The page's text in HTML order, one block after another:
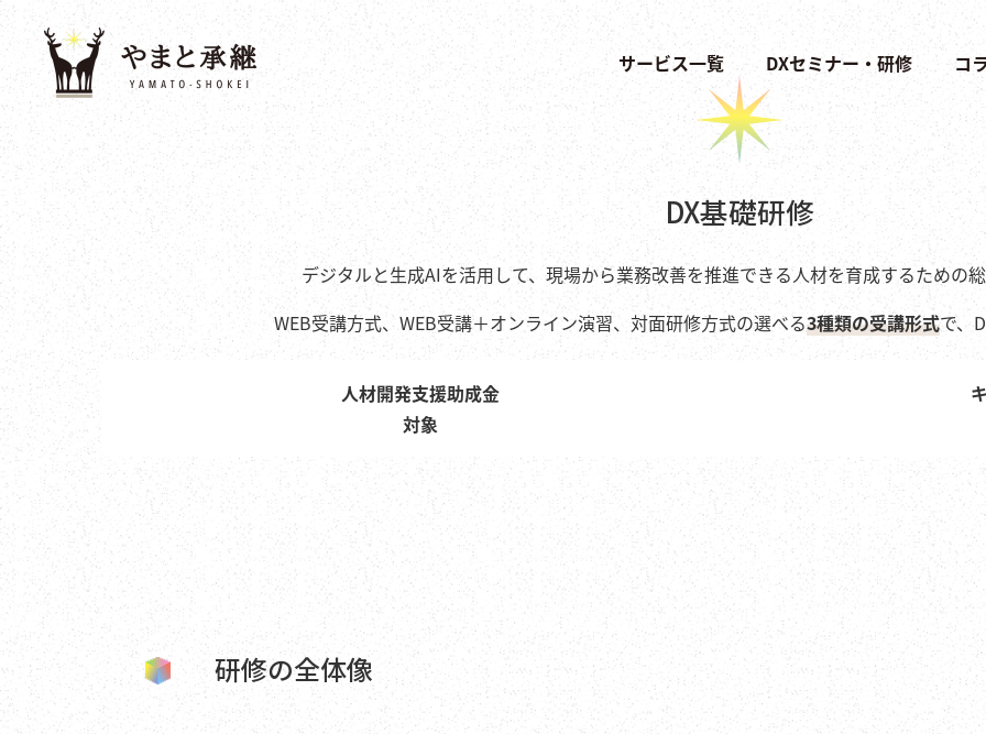
イ
ン
コ
ン
テ
ン
ツ
移
動
サービス一覧 DXセミナー・研修 コ
DX基礎研修
デジタルと生成AIを活用して、現場から業務改善を推進できる人材を育成するための
WEB受講方式、WEB受講＋オンライン演習、対面研修方式の選べる3種類の受講形式で、
人材開発支援助成金
対象
研修の全体像